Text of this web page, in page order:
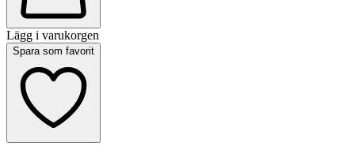
Lägg i varukorgen
Spara som favorit